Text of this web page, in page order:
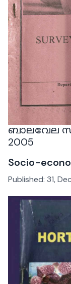
ബാലവേല
2005
Socio-
Published: 31,